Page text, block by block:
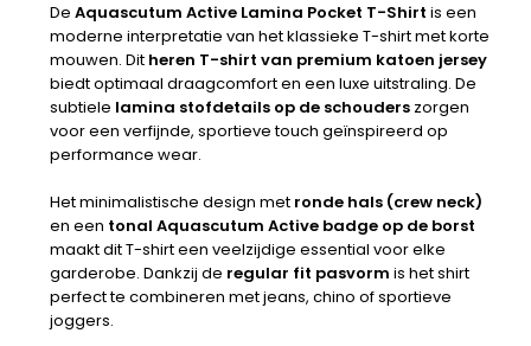
De Aquascutum Active Lamina Pocket T-Shirt is een
moderne interpretatie van het klassieke T-shirt met korte
mouwen. Dit heren T-shirt van premium katoen jersey
biedt optimaal draagcomfort en een luxe uitstraling. De
subtiele lamina stofdetails op de schouderszorgen
voor een verfijnde, sportieve touch geïnspireerd op
performance wear.
Het minimalistische design met ronde hals (crew neck)
en een tonal Aquascutum Active badge op de borst
maakt dit T-shirt een veelzijdige essential voor elke
garderobe. Dankzij de regular fit pasvorm is het shirt
perfect te combineren met jeans, chino of sportieve
joggers.